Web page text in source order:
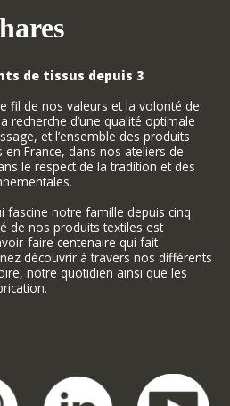
de tissus depuis 3
fil de nos valeurs et la volonté de
recherche d’une qualité optimale
et l’ensemble des produits
France, dans nos ateliers de
le respect de la tradition et des
fascine notre famille depuis cinq
de nos produits textiles est
faire centenaire qui fait
découvrir à travers nos différents
notre quotidien ainsi que les